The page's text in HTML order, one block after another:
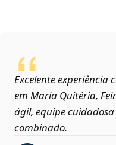
Excelente experiência
em Maria Quitéria,
ágil, equipe
combinado.